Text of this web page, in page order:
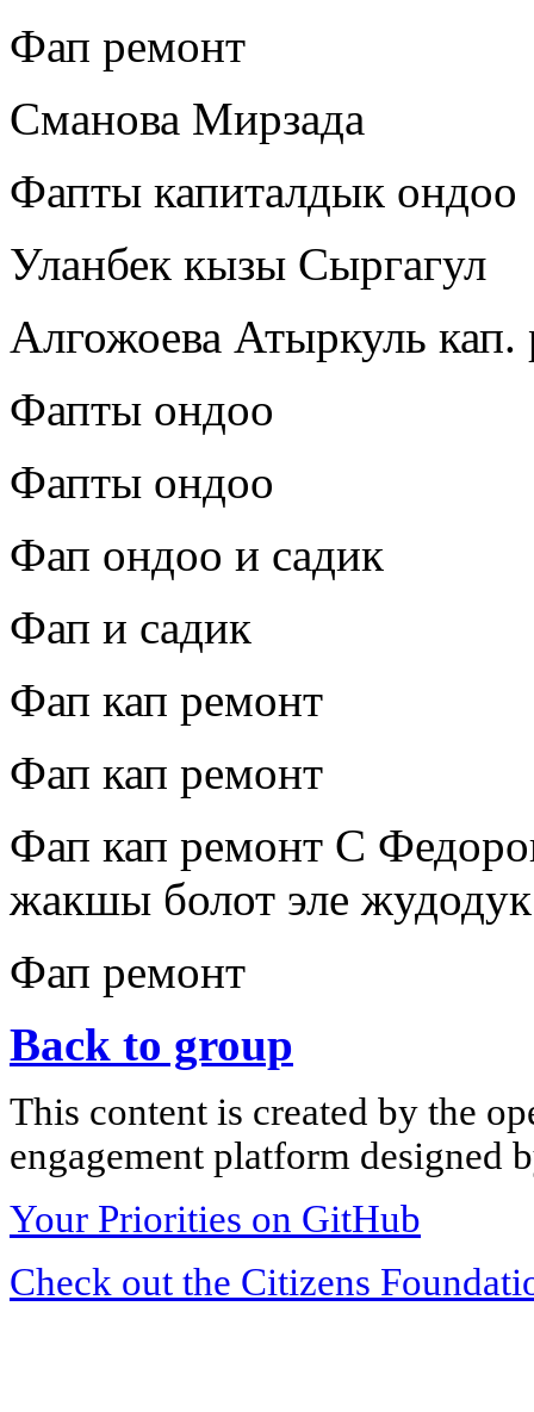
Фап ремонт
Сманова Мирзада
Фапты капиталдык ондоо
Уланбек кызы Сыргагул
Алгожоева Атыркуль
Фапты ондоо
Фапты ондоо
Фап ондоо и садик
Фап и садик
Фап кап ремонт
Фап кап ремонт
Фап кап ремонт С
жакшы болот эле
Фап ремонт
Back to group
This content is created by the
engagement platform designed
Your Priorities on GitHub
Check out the Citizens